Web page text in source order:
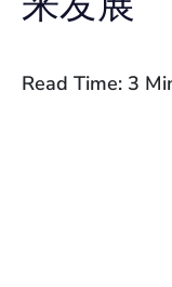
Read Time: 3